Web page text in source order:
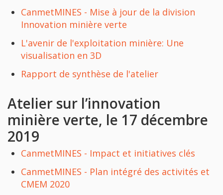
CanmetMINES - Mise à jour de la division
Innovation minière verte
L'avenir de l'exploitation minière: Une
visualisation en 3D
Rapport de synthèse de l'atelier
Atelier sur l’innovation
minière verte, le 17 décembre
2019
CanmetMINES - Impact et initiatives clés
CanmetMINES - Plan intégré des activités et
CMEM 2020